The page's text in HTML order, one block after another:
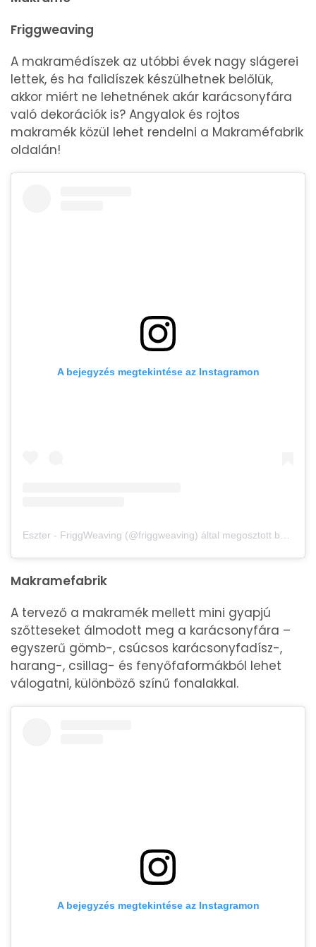
Friggweaving
A makramédíszek az utóbbi évek nagy slágerei
lettek, és ha falidíszek készülhetnek belőlük,
akkor miért ne lehetnének akár karácsonyfára
való dekorációk is? Angyalok és rojtos
makramék közül lehet rendelni a Makraméfabrik
oldalán!
A bejegyzés megtekintése az Instagramon
Makramefabrik
A tervező a makramék mellett mini gyapjú
szőtteseket álmodott meg a karácsonyfára –
egyszerű gömb-, csúcsos karácsonyfadísz-,
harang-, csillag- és fenyőfaformákból lehet
válogatni, különböző színű fonalakkal.
A bejegyzés megtekintése az Instagramon